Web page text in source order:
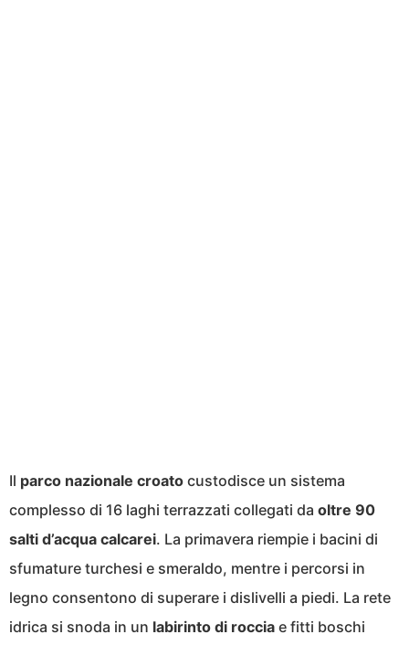
Il parco nazionale croato custodisce un sistema
complesso di 16 laghi terrazzati collegati da oltre 90
salti d’acqua calcarei. La primavera riempie i bacini di
sfumature turchesi e smeraldo, mentre i percorsi in
legno consentono di superare i dislivelli a piedi. La rete
idrica si snoda in un labirinto di roccia e fitti boschi